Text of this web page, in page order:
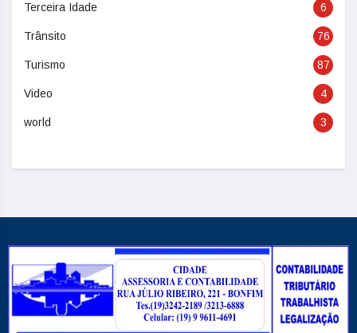
Terceira Idade 6
Trânsito 76
Turismo 87
Video 4
world 3